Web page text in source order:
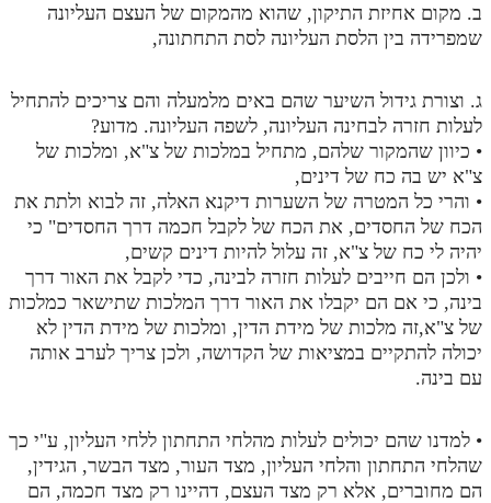
תלמוד עשר הספירות חלק טו
בית שער הכוונות
אודות האתר
אודות האתר
בעל הסולם
אתר הבית
לאתר ספר הרב
ב. מקום אחיזת התיקון, שהוא מהמקום של העצם העליונה
שמפרידה בין הלסת העליונה לסת התחתונה,
ג. וצורת גידול השיער שהם באים מלמעלה והם צריכים להתחיל
לעלות חזרה לבחינה העליונה, לשפה העליונה. מדוע?
• כיוון שהמקור שלהם, מתחיל במלכות של צ"א, ומלכות של
צ"א יש בה כח של דינים,
• והרי כל המטרה של השערות דיקנא האלה, זה לבוא ולתת את
הכח של החסדים, את הכח של לקבל חכמה דרך החסדים" כי
יהיה לי כח של צ"א, זה עלול להיות דינים קשים,
• ולכן הם חייבים לעלות חזרה לבינה, כדי לקבל את האור דרך
בינה, כי אם הם יקבלו את האור דרך המלכות שתישאר כמלכות
של צ"א,זה מלכות של מידת הדין, ומלכות של מידת הדין לא
יכולה להתקיים במציאות של הקדושה, ולכן צריך לערב אותה
עם בינה.
• למדנו שהם יכולים לעלות מהלחי התחתון ללחי העליון, ע"י כך
שהלחי התחתון והלחי העליון, מצד העור, מצד הבשר, הגידין,
הם מחוברים, אלא רק מצד העצם, דהיינו רק מצד חכמה, הם